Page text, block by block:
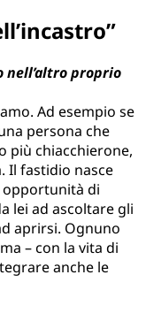
proprio
Ad esempio se
persona che
più chiacchierone,
Il fastidio nasce
opportunità di
lei ad ascoltare gli
aprirsi. Ognuno
– con la vita di
anche le